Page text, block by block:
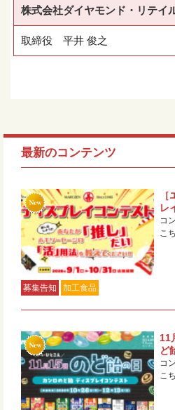
株式会社ダイヤモンド・リテイ
取締役 平井 俊之
最新のコンテンツ
募集告知 加工食品
レ
コ
こ
11
ど
コ
こ